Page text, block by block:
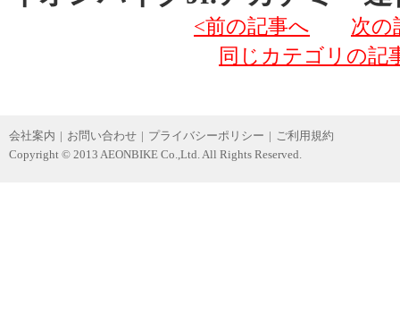
<前の記事へ
次の
同じカテゴリの記
会社案内 | お問い合わせ | プライバシーポリシー | ご利用規約
Copyright © 2013 AEONBIKE Co.,Ltd. All Rights Reserved.